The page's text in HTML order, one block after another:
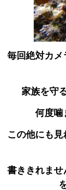
毎回絶対カ
家族を守
何度噛
この他にも
書ききれま